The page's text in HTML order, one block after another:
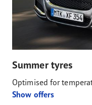
Summer tyres
Optimised for
Show offers